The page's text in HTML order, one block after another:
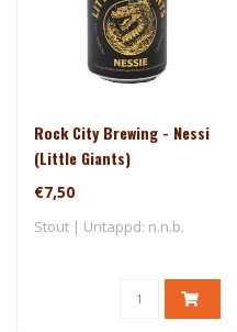
Rock City Brewing - Nessi
(Little Giants)
€7,50
Stout | Untappd: n.n.b.